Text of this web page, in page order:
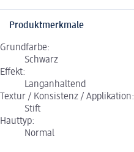
Produktmerkmale
Grundfarbe:
Schwarz
Effekt:
Langanhaltend
Textur / Konsistenz / Applikation:
Stift
Hauttyp:
Normal